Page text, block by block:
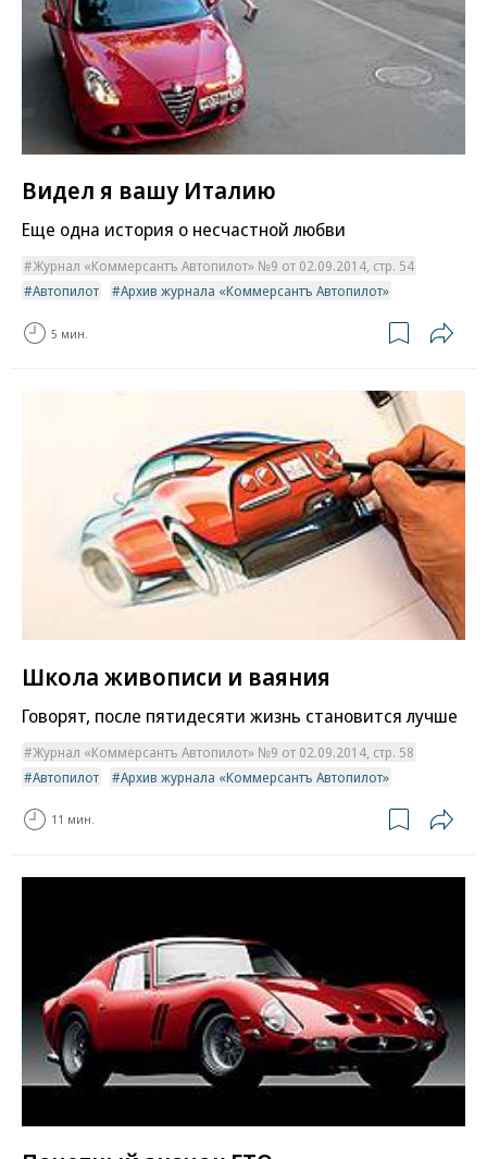
Видел я вашу Италию
Еще одна история о несчастной любви
Журнал «Коммерсантъ Автопилот» №9 от 02.09.2014, стр. 54
Автопилот
Архив журнала «Коммерсантъ Автопилот»
5 мин.
Школа живописи и ваяния
Говорят, после пятидесяти жизнь становится лучше
Журнал «Коммерсантъ Автопилот» №9 от 02.09.2014, стр. 58
Автопилот
Архив журнала «Коммерсантъ Автопилот»
11 мин.